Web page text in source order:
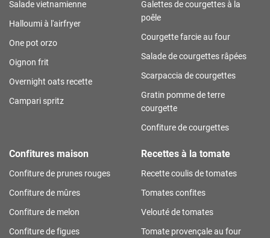
Salade vietnamienne
Halloumi à l'airfryer
One pot orzo
Oignon frit
Overnight oats recette
Campari spritz
Galettes de courgettes à la
poêle
Courgette farcie au four
Salade de courgettes râpées
Scarpaccia de courgettes
Gratin pomme de terre
courgette
Confiture de courgettes
Confitures maison
Confiture de prunes rouges
Confiture de mûres
Confiture de melon
Confiture de figues
Recettes à la tomate
Recette coulis de tomates
Tomates confites
Velouté de tomates
Tomate provençale au four